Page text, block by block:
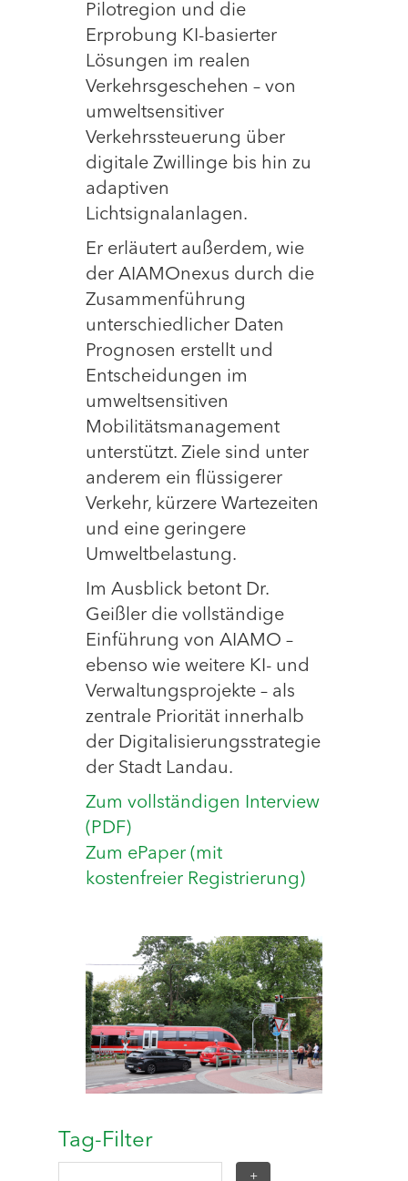
Pilotregion und die
Erprobung KI-basierter
Lösungen im realen
Verkehrsgeschehen – von
umweltsensitiver
Verkehrssteuerung über
digitale Zwillinge bis hin zu
adaptiven
Lichtsignalanlagen.
Er erläutert außerdem, wie
der AIAMOnexus durch die
Zusammenführung
unterschiedlicher Daten
Prognosen erstellt und
Entscheidungen im
umweltsensitiven
Mobilitätsmanagement
unterstützt. Ziele sind unter
anderem ein flüssigerer
Verkehr, kürzere Wartezeiten
und eine geringere
Umweltbelastung.
Im Ausblick betont Dr.
Geißler die vollständige
Einführung von AIAMO –
ebenso wie weitere KI- und
Verwaltungsprojekte – als
zentrale Priorität innerhalb
der Digitalisierungsstrategie
der Stadt Landau.
Zum vollständigen Interview
(PDF)
Zum ePaper (mit
kostenfreier Registrierung)
Tag-Filter